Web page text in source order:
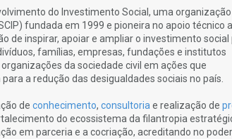
do Investimento Social, uma
fundada em 1999 e pioneira no apoio técnico
de inspirar, apoiar e ampliar o investimento social
famílias, empresas, fundações e institutos
da sociedade civil em ações que
a redução das desigualdades sociais no país.
de conhecimento, consultoria e realização de
do ecossistema da filantropia
em parceria e a cocriação, acreditando no